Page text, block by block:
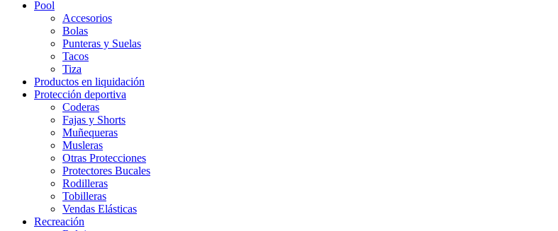
Pool
Accesorios
Bolas
Punteras y Suelas
Tacos
Tiza
Productos en liquidación
Protección deportiva
Coderas
Fajas y Shorts
Muñequeras
Musleras
Otras Protecciones
Protectores Bucales
Rodilleras
Tobilleras
Vendas Elásticas
Recreación